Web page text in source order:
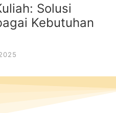
Solusi
Kebutuhan